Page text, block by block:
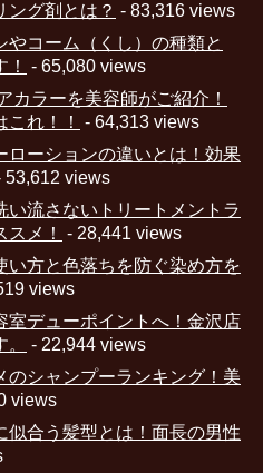
ング剤とは？ - 83,316 views
やコーム（くし）の種類と
- 65,080 views
カラーを美容師がご紹介！
れ！！
- 64,313 views
ローションの違いとは！効果
53,612 views
い流さないトリートメントラ
メ！
- 28,441 views
い方と色落ちを防ぐ染め方を
views
室デューポイントへ！金沢店
- 22,944 views
のシャンプーランキング！美
views
似合う髪型とは！面長の男性